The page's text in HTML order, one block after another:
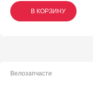
В КОРЗИНУ
В КОРЗИНУ
В КОРЗИНУ
Велозапчасти